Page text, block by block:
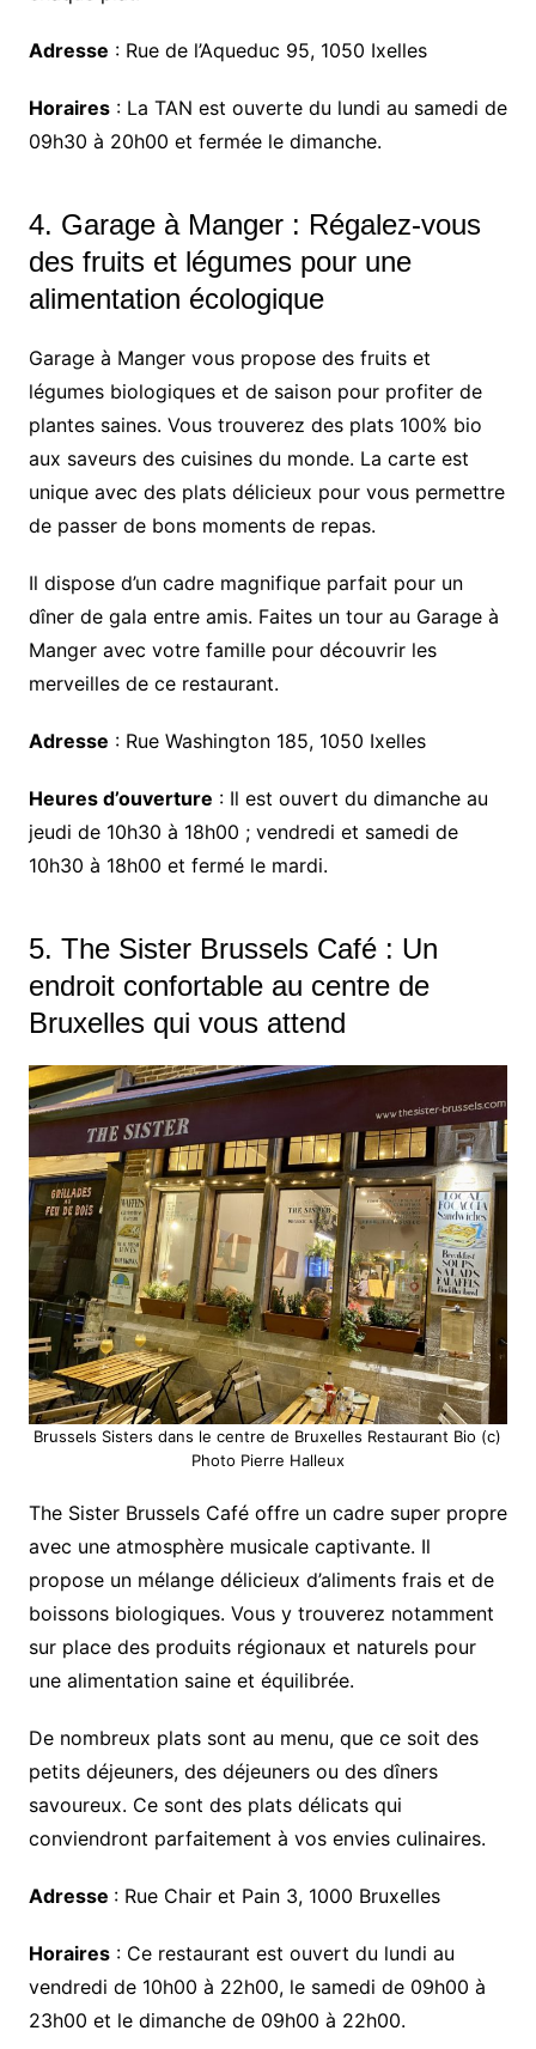
Adresse : Rue de l’Aqueduc 95, 1050 Ixelles
Horaires: La TAN est ouverte du lundi au samedi de
09h30 à 20h00 et fermée le dimanche.
4. Garage à Manger: Régalez-vous
des fruits et légumes pour une
alimentation écologique
Garage à Manger vous propose des fruits et
légumes biologiques et de saison pour profiter de
plantes saines. Vous trouverez des plats 100% bio
aux saveurs des cuisines du monde. La carte est
unique avec des plats délicieux pour vous permettre
de passer de bons moments de repas.
Il dispose d’un cadre magnifique parfait pour un
dîner de gala entre amis. Faites un tour au Garage à
Manger avec votre famille pour découvrir les
merveilles de ce restaurant.
Adresse : Rue Washington 185, 1050 Ixelles
Heures d’ouverture : Il est ouvert du dimanche au
jeudi de 10h30 à 18h00 ; vendredi et samedi de
10h30 à 18h00 et fermé le mardi.
5. The Sister BrusselsCafé : Un
endroit confortable au centre de
Bruxelles qui vous attend
Brussels Sisters dans le centre de Bruxelles Restaurant Bio (c)
Photo Pierre Halleux
The Sister Brussels Café offre un cadre super propre
avec une atmosphère musicale captivante. Il
propose un mélange délicieux d’aliments frais et de
boissons biologiques. Vous y trouverez notamment
sur place des produits régionaux et naturels pour
une alimentation saine et équilibrée.
De nombreux plats sont au menu, que ce soit des
petits déjeuners, des déjeuners ou des dîners
savoureux. Ce sont des plats délicats qui
conviendront parfaitement à vos envies culinaires.
Adresse : Rue Chair et Pain 3, 1000 Bruxelles
Horaires: Ce restaurant est ouvert du lundi au
vendredi de 10h00 à 22h00, le samedi de 09h00 à
23h00 et le dimanche de 09h00 à 22h00.